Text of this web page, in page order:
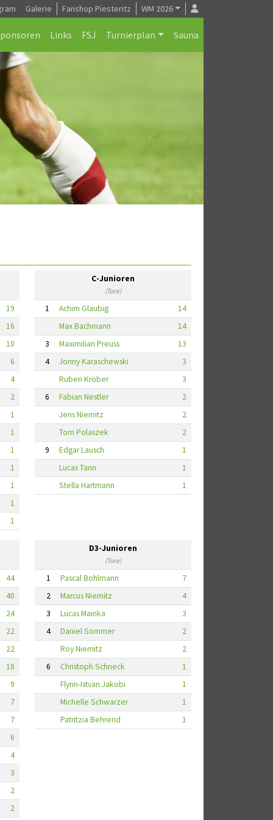
Galerie Fanshop Piesteritz WM 2026
Links FSJ Turnierplan Sauna
19
16
10
6
4
2
1
1
1
1
1
1
1
C-Junioren
(Tore)
1 Achim Glaubig
14
Max Bachmann
14
3
Maximilian Preuss
13
4
Jonny Karaschewski
3
Ruben Kröber
3
6
Fabian Nestler
2
Jens Niemitz
2
Tom Polaszek
2
9
Edgar Lausch
1
Lucas Tann
1
Stella Hartmann
1
44
40
24
22
22
18
9
7
7
6
4
3
2
2
D3-Junioren
(Tore)
1 Pascal Bohlmann
7
2
Marcus Niemitz
4
3
Lucas Mainka
3
4
Daniel Sommer
2
Roy Niemitz
2
6
Christoph Schneck
1
Flynn-Istvan Jakobi
1
Michelle Schwarzer
1
Patritzia Behrend
1